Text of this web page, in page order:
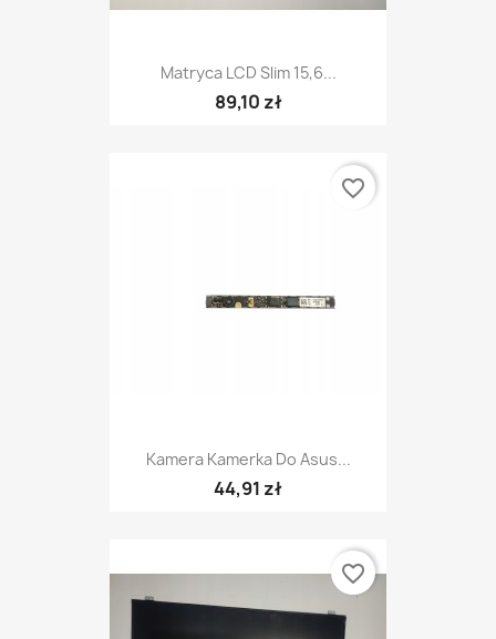
Matryca LCD Slim 15,6...
89,10 zł
Kamera Kamerka Do Asus...
44,91 zł
favorite_border
favorite_border